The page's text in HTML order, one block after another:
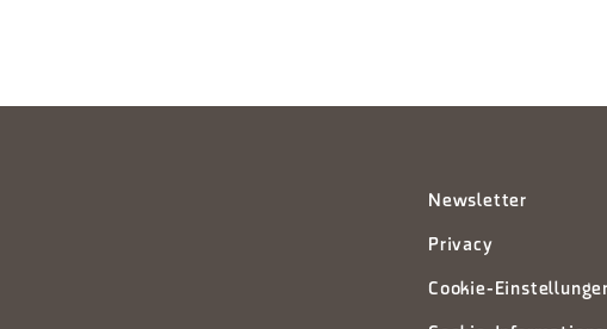
Newsletter
Privacy
Cookie-